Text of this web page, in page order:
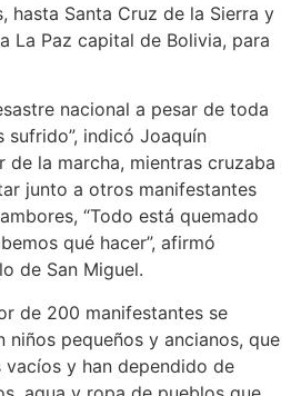
hasta Santa Cruz de la Sierra y
La Paz capital de Bolivia, para
nacional a pesar de toda
sufrido”, indicó Joaquín
de la marcha, mientras cruzaba
junto a otros manifestantes
“Todo está quemado
qué hacer”, afirmó
de San Miguel.
de 200 manifestantes se
niños pequeños y ancianos, que
y han dependido de